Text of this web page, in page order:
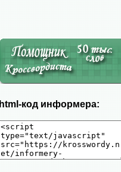
html-код информера: